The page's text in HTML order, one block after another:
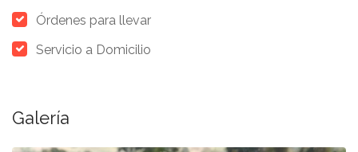
Órdenes para llevar
Servicio a Domicilio
Galería